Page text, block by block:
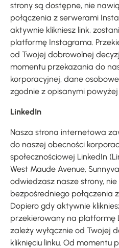
strony są dostępne, nie
połączenia z serwerami
aktywnie klikniesz link,
platformę Instagrama.
od Twojej dobrowolnej
momentu przekazania do
korporacyjnej, dane
zgodnie z opisanymi
LinkedIn
Nasza strona internetowa
do naszej obecności
społecznościowej LinkedIn
West Maude Avenue,
odwiedzasz nasze strony,
bezpośredniego połączenia
Dopiero gdy aktywnie
przekierowany na platformę
zależy wyłącznie od Twojej
kliknięciu linku. Od momentu